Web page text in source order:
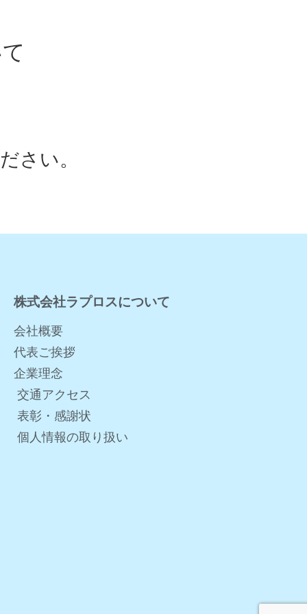
さい。
株式会社ラプロスについて
会社概要
代表ご挨拶
企業理念
交通アクセス
表彰・感謝状
個人情報の取り扱い